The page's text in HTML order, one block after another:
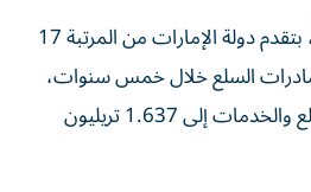
وتترجم هذه النتائج عالمياً، بتقدم دولة الإمارات من المرتبة 17
المرتبة 9 في صادرات السلع خلال خمس سنوات،
ووصول إجمالي تجارة السلع والخدمات إلى 1.637 تريليون